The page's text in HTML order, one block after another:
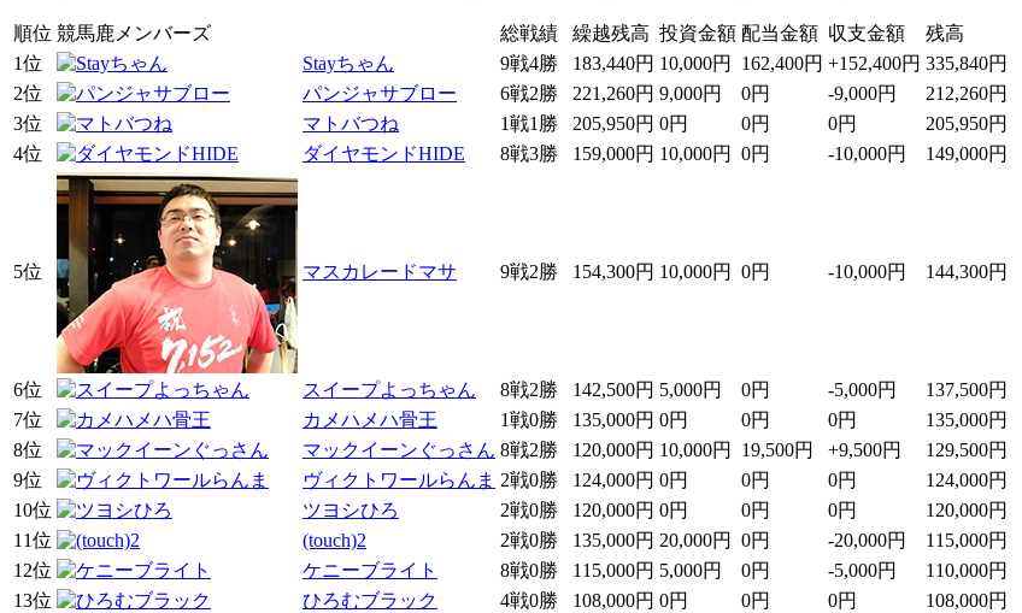
順位 競馬鹿メンバーズ 総戦績 繰越残高 投資金額 配当金額 収支金額
残高
1位
Stayちゃん 9戦4勝 183,440円 10,000円 162,400円 +152,400円 335,840円
2位
パンジャサブロー 6戦2勝 221,260円 9,000円 0円 -9,000円
212,260円
3位
マトバつね 1戦1勝 205,950円 0円 0円 0円
205,950円
4位
ダイヤモンドHIDE 8戦3勝 159,000円 10,000円 0円 -10,000円 149,000円
5位 マスカレードマサ 9戦2勝 154,300円 10,000円 0円 -10,000円 144,300円
6位 スイープよっちゃん 8戦2勝 142,500円 5,000円 0円 -5,000円
137,500円
7位
カメハメハ骨王 1戦0勝 135,000円 0円 0円 0円
135,000円
8位
マックイーンぐっさん 8戦2勝 120,000円 10,000円 19,500円 +9,500円
129,500円
9位
ヴィクトワールらんま 2戦0勝 124,000円 0円 0円 0円
124,000円
10位
ツヨシひろ 2戦0勝 120,000円 0円 0円 0円
120,000円
11位
(touch)2 2戦0勝 135,000円 20,000円 0円 -20,000円
115,000円
12位
ケニーブライト 8戦0勝 115,000円 5,000円 0円 -5,000円
110,000円
13位
ひろむブラック 4戦0勝 108,000円 0円 0円 0円 108,000円